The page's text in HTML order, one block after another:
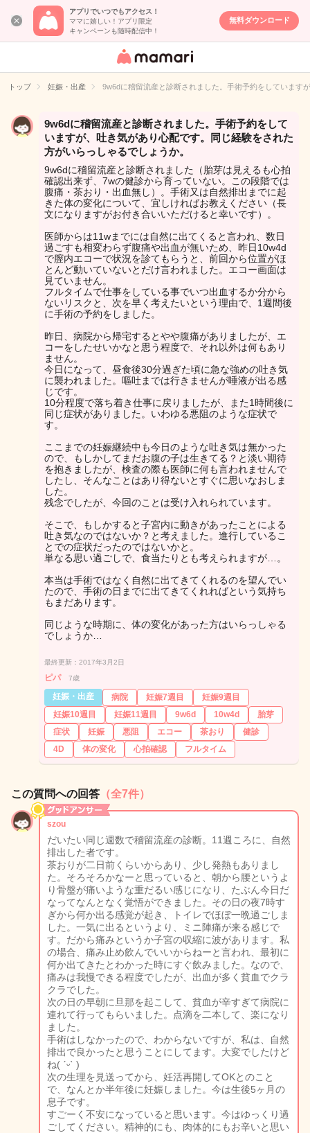
アプリでいつでもアクセス！
ママに嬉しい！アプリ限定
キャンペーンも随時配信中！
無料ダウンロード
女性専用匿名QA
イト
トップ 妊娠・出産 9w6dに稽留流産と診断されました。手術予約をしています
9w6dに稽留流産と診断されました。手術予約をして
いますが、吐き気があり心配です。同じ経験をされた
方がいらっしゃるでしょうか。
9w6dに稽留流産と診断されました（胎芽は見えるも心拍
確認出来ず、7wの健診から育っていない。この段階では
腹痛・茶おり・出血無し）。手術又は自然排出までに起
きた体の変化について、宜しければお教えください（長
文になりますがお付き合いいただけると幸いです）。
医師からは11wまでには自然に出てくると言われ、数日
過ごすも相変わらず腹痛や出血が無いため、昨日10w4d
で膣内エコーで状況を診てもらうと、前回から位置がほ
とんど動いていないとだけ言われました。エコー画面は
見ていません。
フルタイムで仕事をしている事でいつ出血するか分から
ないリスクと、次を早く考えたいという理由で、1週間後
に手術の予約をしました。
昨日、病院から帰宅するとやや腹痛がありましたが、エ
コーをしたせいかなと思う程度で、それ以外は何もあり
ません。
今日になって、昼食後30分過ぎた頃に急な強めの吐き気
に襲われました。嘔吐までは行きませんが唾液が出る感
じです。
10分程度で落ち着き仕事に戻りましたが、また1時間後に
同じ症状がありました。いわゆる悪阻のような症状で
す。
ここまでの妊娠継続中も今日のような吐き気は無かった
ので、もしかしてまだお腹の子は生きてる？と淡い期待
を抱きましたが、検査の際も医師に何も言われませんで
したし、そんなことはあり得ないとすぐに思いなおしま
した。
残念でしたが、今回のことは受け入れられています。
そこで、もしかすると子宮内に動きがあったことによる
吐き気なのではないか？と考えました。進行しているこ
とでの症状だったのではないかと。
単なる思い過ごしで、食当たりとも考えられますが…。
本当は手術ではなく自然に出てきてくれるのを望んでい
たので、手術の日までに出てきてくれればという気持ち
もまだあります。
同じような時期に、体の変化があった方はいらっしゃる
でしょうか…
最終更新：2017年3月2日
ピパ 7歳
妊娠・出産 病院 妊娠7週目
妊娠9週目
妊娠10週目
妊娠11週目 9w6d 10w4d
胎芽
症状
妊娠 悪阻 エコー 茶おり
健診
4D
体の変化 心拍確認 フルタイム
この質問への回答 （全7件）
szou
だいたい同じ週数で稽留流産の診断。11週ころに、自然
排出した者です。
茶おりが二日前くらいからあり、少し発熱もありまし
た。そろそろかなーと思っていると、朝から腰というよ
り骨盤が痛いような重だるい感じになり、たぶん今日だ
なってなんとなく覚悟ができました。その日の夜7時す
ぎから何か出る感覚が起き、トイレでほぼ一晩過ごしま
した。一気に出るというより、ミニ陣痛が来る感じで
す。だから痛みというか子宮の収縮に波があります。私
の場合、痛み止め飲んでいいからねーと言われ、最初に
何か出てきたとわかった時にすぐ飲みました。なので、
痛みは我慢できる程度でしたが、出血が多く貧血でクラ
クラでした。
次の日の早朝に旦那を起こして、貧血が辛すぎて病院に
連れて行ってもらいました。点滴を二本して、楽になり
ました。
手術はしなかったので、わからないですが、私は、自然
排出で良かったと思うことにしてます。大変でしたけど
ね( ˊᵕˋ )
次の生理を見送ってから、妊活再開してOKとのこと
で、なんとか半年後に妊娠しました。今は生後5ヶ月の
息子です。
すごーく不安になっていると思います。今はゆっくり過
ごしてください。精神的にも、肉体的にもお辛いと思い